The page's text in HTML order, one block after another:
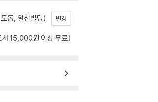
동, 일신빌딩) 변경
서 15,000원 이상 무료)